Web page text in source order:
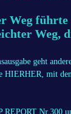
Weg
Weg,
geht
HIERHER, mit
Nr.300